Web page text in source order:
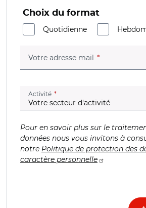
Choix du format
Quotidienne
Votre adresse mail (champ
Activité (champ obligatoire)
Pour en savoir plus sur le
données nous vous invitons à
notre Politique de protection des
caractère personnelle